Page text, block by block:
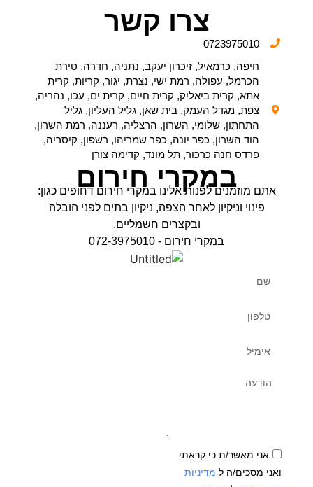
אני מאשר/ת כי קראתי
ואני מסכים/ה ל מדיניות
במקרי חירום
אתם מוזמנים לפנות אלינו במקרי חירום דחופים כגון:
פינוי וניקיון לאחר הצפה, ניקיון בתים לפני הובלה
ובקצרים חשמליים.
במקרי חירום - 072-3975010
צרו קשר
0723975010
חיפה, כרמאיל, זיכרון יעקב, נתניה, חדרה, טירת
הכרמל, עפולה, רמת ישי, נצרת, יגור, קריות, קרית
אתא, קרית ביאליק, קרית חיים, קרית ים, עכו, נהריה,
צפת, מגדל העמק, בית שאן, גליל העליון, גליל
התחתון, שלומי, השרון, הרצליה, רעננה, רמת השרון,
הוד השרון, כפר יונה, כפר שמריהו, רשפון, קיסריה,
פרדס חנה כרכור, תל מונד, קדימה צורן